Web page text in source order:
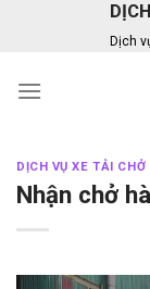
Dịch
DỊCH VỤ XE TẢI CHỞ
Nhận chở